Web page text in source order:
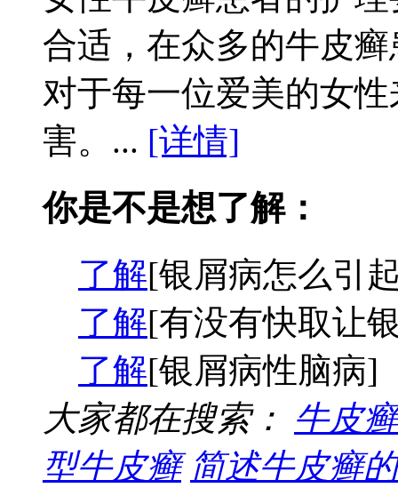
合适，在众多的牛皮
对于每一位爱美的女
害。... [详情]
你是不是想了解：
了解[银屑病怎么引
了解[有没有快取让
了解[银屑病性脑病]
大家都在搜索： 牛皮
型牛皮癣 简述牛皮癣